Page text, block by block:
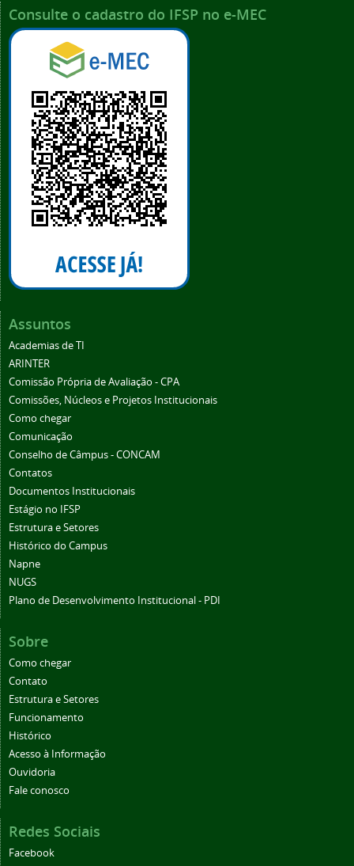
Consulte o cadastro do IFSP no e-MEC
Assuntos
Academias de TI
ARINTER
Comissão Própria de Avaliação - CPA
Comissões, Núcleos e Projetos Institucionais
Como chegar
Comunicação
Conselho de Câmpus - CONCAM
Contatos
Documentos Institucionais
Estágio no IFSP
Estrutura e Setores
Histórico do Campus
Napne
NUGS
Plano de Desenvolvimento Institucional - PDI
Sobre
Como chegar
Contato
Estrutura e Setores
Funcionamento
Histórico
Acesso à Informação
Ouvidoria
Fale conosco
Redes Sociais
Facebook